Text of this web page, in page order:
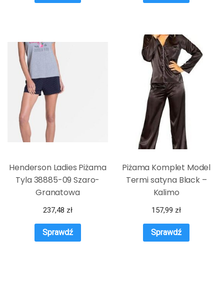
Henderson Ladies Piżama
Tyla 38885-09 Szaro-
Granatowa
237,48 zł
Sprawdź
Piżama Komplet Model
Termi satyna Black –
Kalimo
157,99 zł
Sprawdź